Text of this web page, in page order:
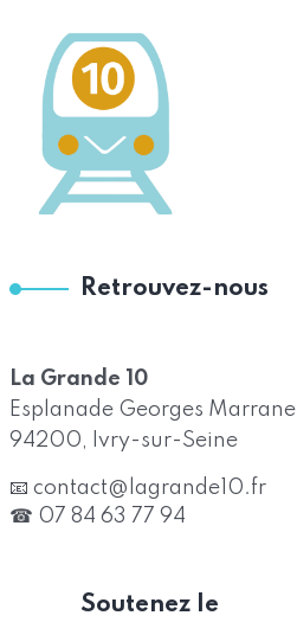
Retrouvez-nous
La Grande 10
Esplanade Georges Marrane
94200, Ivry-sur-Seine
📧 contact@lagrande10.fr
☎ 07 84 63 77 94
Soutenez le